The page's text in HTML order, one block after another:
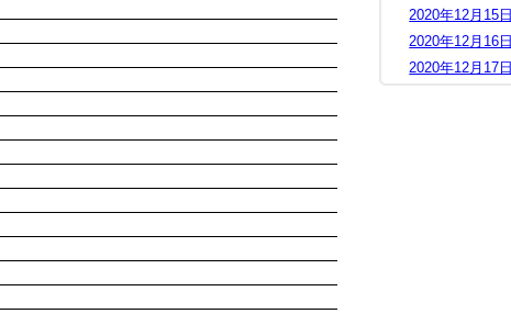
2020年12月15日
2020年12月16日
2020年12月17日